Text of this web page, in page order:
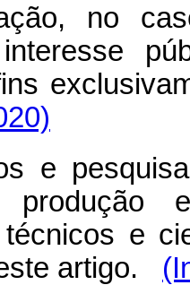
no
e
produção
e
artigo.